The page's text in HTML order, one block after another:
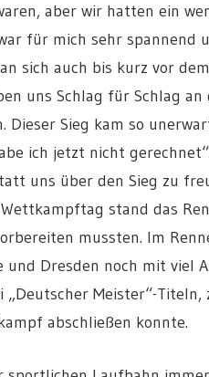
aber wir hatten ein
für mich sehr
sich auch bis kurz vor
uns Schlag für Schlag
Dieser Sieg kam so
ich jetzt nicht
uns über den Sieg zu
stand das
mussten. Im
und Dresden noch mit viel
Meister“-
abschließen konnte.